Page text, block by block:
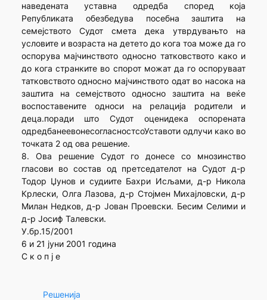
наведената уставна одредба според која
Републиката обезбедува посебна заштита на
семејството Судот смета дека утврдувањто на
условите и возраста на детето до кога тоа може да го
оспорува мајчинството односно татковството како и
до кога странките во спорот можат да го оспоруваат
татковството односно мајчинството одат во насока на
заштита на семејството односно заштита на веќе
воспоставените односи на релација родители и
деца.поради што Судот оценидека оспорената
одредбанеевонесогласностсоУставоти одлучи како во
точката 2 од ова решение.
8. Ова решение Судот го донесе со мнозинство
гласови во состав од претседателот на Судот д-р
Тодор Џунов и судиите Бахри Исљами, д-р Никола
Крлески, Олга Лазова, д-р Стојмен Михајловски, д-р
Милан Недков, д-р Јован Проевски. Бесим Селими и
д-р Јосиф Талевски.
У.бр.15/2001
6 и 21 јуни 2001 година
С к о п ј е
Решенија